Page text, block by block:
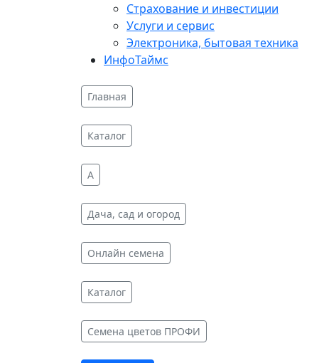
Страхование и инвестиции
Услуги и сервис
Электроника, бытовая техника
ИнфоТаймс
Главная
Каталог
A
Дача, сад и огород
Онлайн семена
Каталог
Cемена цветов ПРОФИ